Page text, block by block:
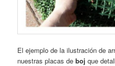
El ejemplo de la ilustración de
nuestras placas deboj que